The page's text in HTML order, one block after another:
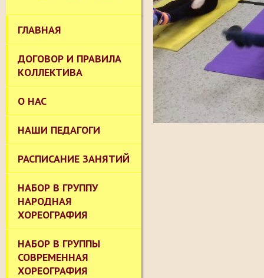
ГЛАВНАЯ
ДОГОВОР И ПРАВИЛА
КОЛЛЕКТИВА
О НАС
НАШИ ПЕДАГОГИ
РАСПИСАНИЕ ЗАНЯТИЙ
НАБОР В ГРУППУ
НАРОДНАЯ
ХОРЕОГРАФИЯ
НАБОР В ГРУППЫ
СОВРЕМЕННАЯ
ХОРЕОГРАФИЯ